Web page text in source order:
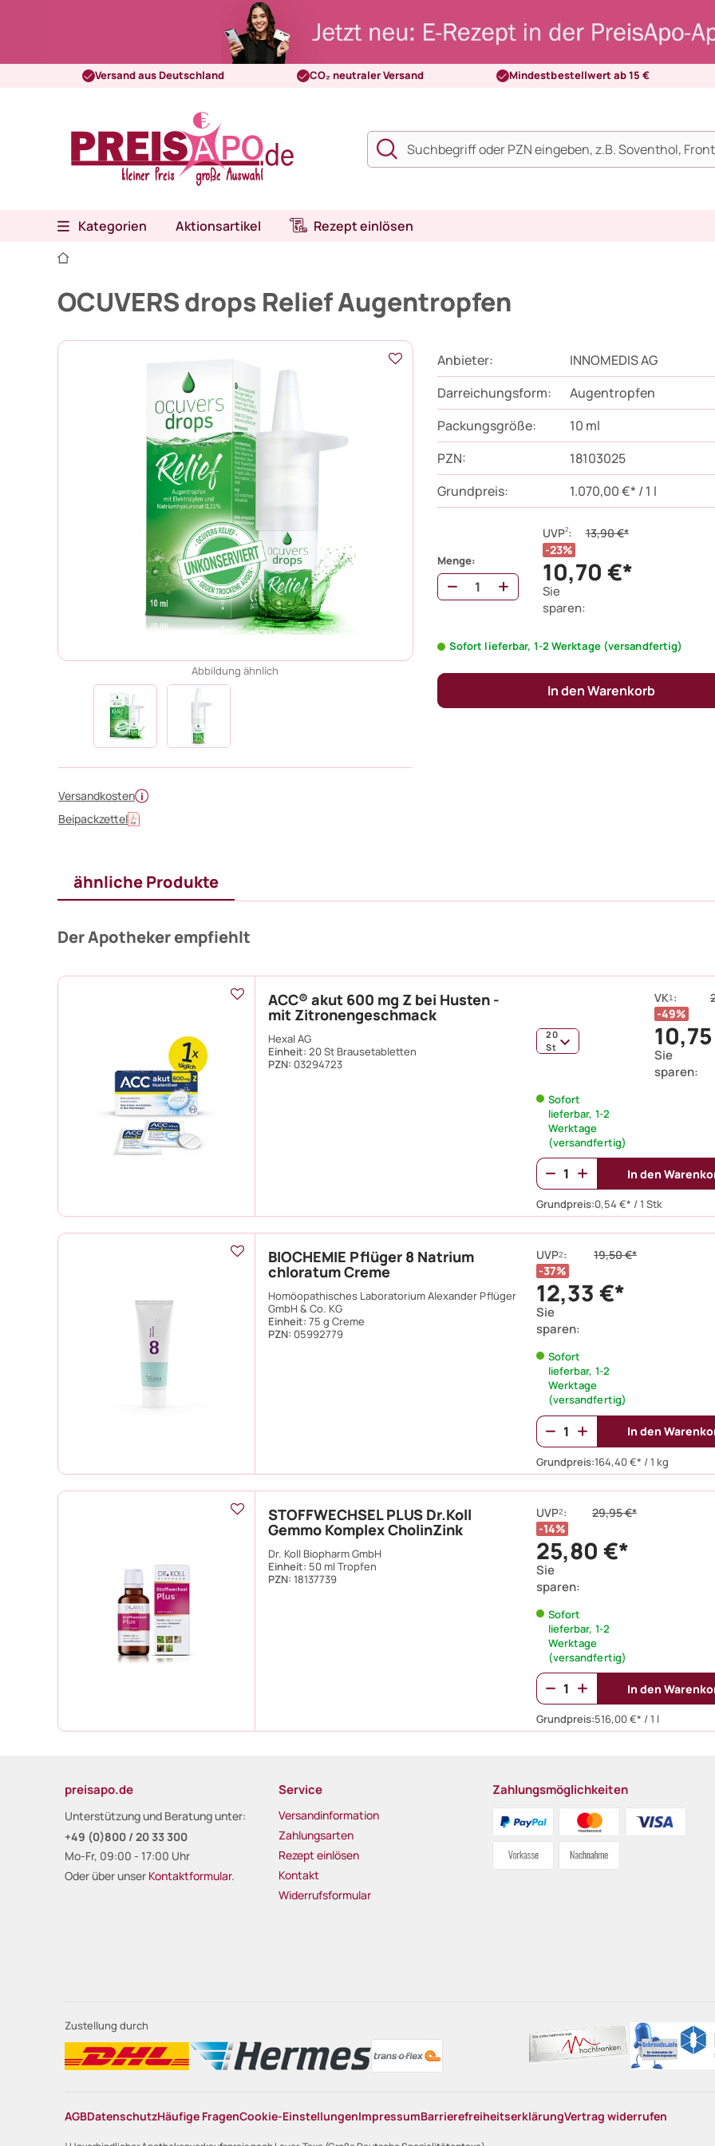
Versand aus Deutschland CO₂ neutraler Versand Mindestbestellwert ab 15 €
Kategorien Aktionsartikel Rezept einlösen
OCUVERS drops Relief Augentropfen
Abbildung ähnlich
Versandkosten
Beipackzettel
Anbieter:
INNOMEDIS AG
Darreichungsform:
Augentropfen
Packungsgröße:
10 ml
PZN:
18103025
Grundpreis:
1.070,00 €* / 1 l
Menge:
UVP2: 13,90 €*
10,70 €*
Sie
sparen:
23%
Sofort lieferbar, 1-2 Werktage (versandfertig)
In den Warenkorb
ähnliche Produkte
Der Apotheker empfiehlt
ACC® akut 600 mg Z bei Husten -
mit Zitronengeschmack
Hexal AG
Einheit: 20 St Brausetabletten
PZN: 03294723
20
St
VK1 :
Sie
sparen:
49%
Sofort
lieferbar, 1-2
Werktage
(versandfertig)
In den
Grundpreis:0,54 €* / 1 Stk
BIOCHEMIE Pflüger 8 Natrium
chloratum Creme
Homöopathisches Laboratorium Alexander Pflüger
GmbH & Co. KG
Einheit: 75 g Creme
PZN: 05992779
UVP2: 19,50 €*
12,33 €*
Sie
sparen:
37%
Sofort
lieferbar, 1-2
Werktage
(versandfertig)
In den
Grundpreis:164,40 €* / 1 kg
STOFFWECHSEL PLUS Dr.Koll
Gemmo Komplex CholinZink
Dr. Koll Biopharm GmbH
Einheit: 50 ml Tropfen
PZN: 18137739
UVP2: 29,95 €*
25,80 €*
Sie
sparen:
14%
Sofort
lieferbar, 1-2
Werktage
(versandfertig)
In den
Grundpreis:516,00 €* / 1 l
preisapo.de
Unterstützung und Beratung unter:
+49 (0)800 / 20 33 300
Mo-Fr, 09:00 - 17:00 Uhr
Oder über unser Kontaktformular.
Service
Versandinformation
Zahlungsarten
Rezept einlösen
Kontakt
Widerrufsformular
Zahlungsmöglichkeiten
Zustellung durch
AGBDatenschutzHäufige FragenCookie-EinstellungenImpressumBarrierefreiheitserklärungVertrag widerrufen